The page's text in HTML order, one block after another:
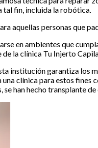
tal fin, incluida la robótica.
aquellas personas que
en ambientes que
la clínica Tu Injerto
institución garantiza los
clínica para estos fines
han hecho transplante de